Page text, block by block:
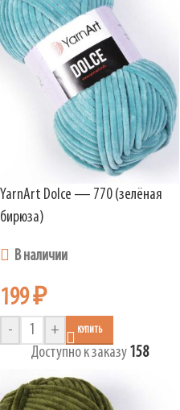
YarnArt Dolce — 770 (зелёная
бирюза)
В наличии
199₽
- + КУПИТЬ
Доступно к заказу 158